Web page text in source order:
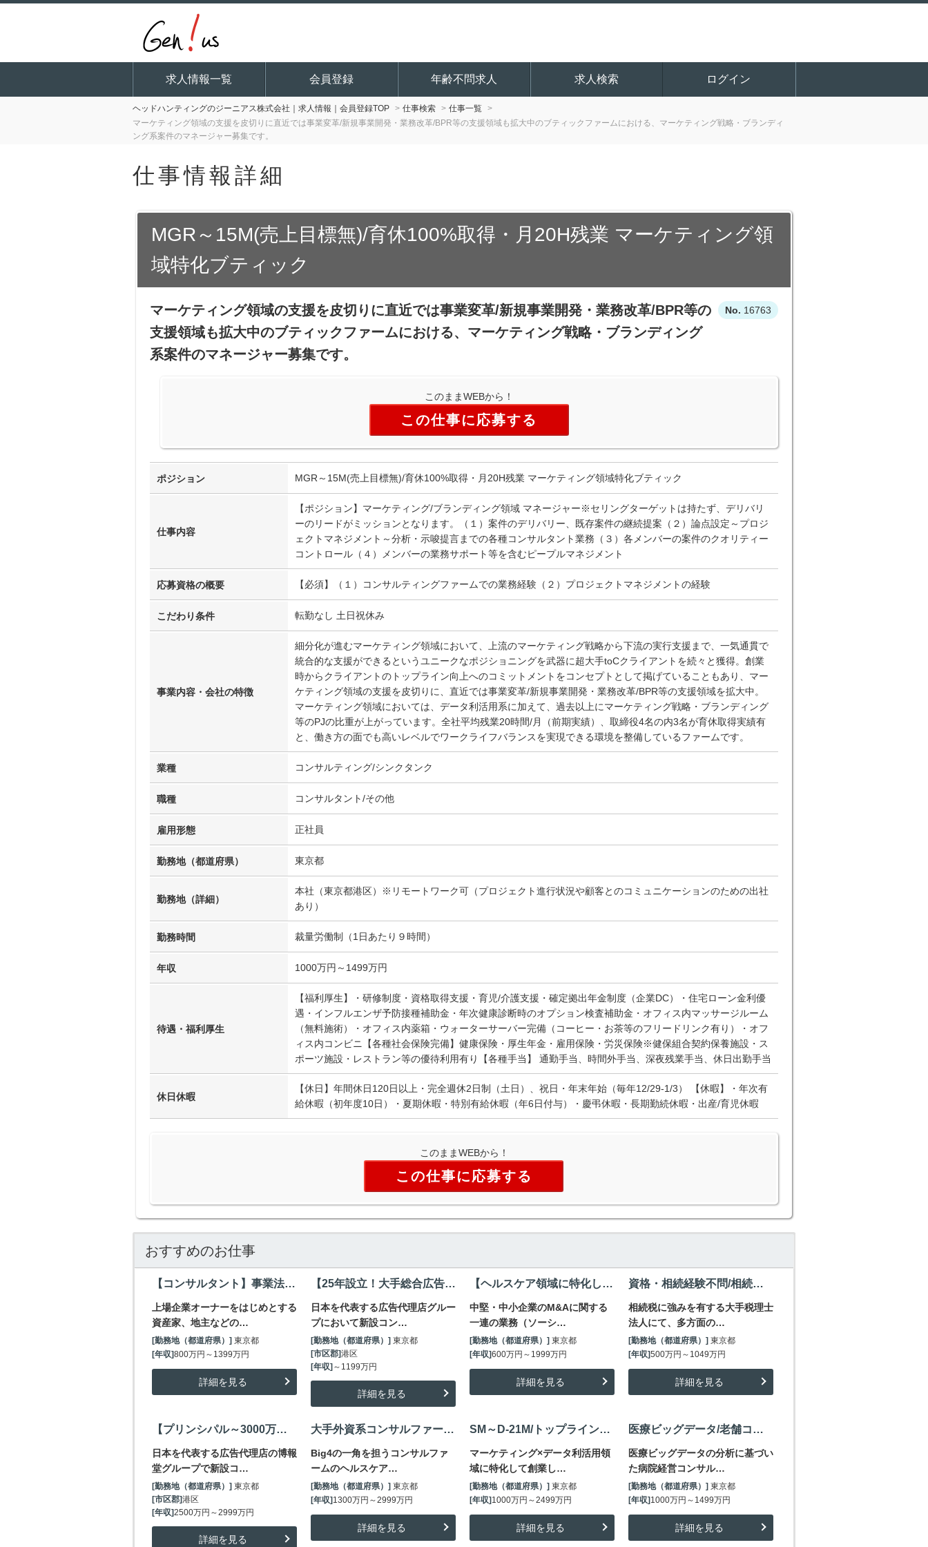
求人情報一覧 会員登録 年齢不問求人 求人検索 ログイン
ヘッドハンティングのジーニアス株式会社｜求人情報｜会員登録TOP 仕事検索
仕事一覧
マーケティング領域の支援を皮切りに直近では事業変革/新規事業開発・業務改革/BPR等の支援領域も拡大中のブティックファームにおける、マーケティング戦略・ブランディ
ング系案件のマネージャー募集です。
仕事情報詳細
MGR～15M(売上目標無)/育休100%取得・月20H残業 マーケティング領
域特化ブティック
16763
マーケティング領域の支援を皮切りに直近では事業変革/新規事業開発・業務改革/BPR等の
支援領域も拡大中のブティックファームにおける、マーケティング戦略・ブランディング
系案件のマネージャー募集です。
このままWEBから！
この仕事に応募する
ポジション MGR～15M(売上目標無)/育休100%取得・月20H残業 マーケティング領域特化ブティック
仕事内容
【ポジション】マーケティング/ブランディング領域 マネージャー※セリングターゲットは持たず、デリバリ
ーのリードがミッションとなります。（１）案件のデリバリー、既存案件の継続提案（２）論点設定～プロジ
ェクトマネジメント～分析・示唆提言までの各種コンサルタント業務（３）各メンバーの案件のクオリティー
コントロール（４）メンバーの業務サポート等を含むピープルマネジメント
応募資格の概要 【必須】（１）コンサルティングファームでの業務経験（２）プロジェクトマネジメントの経験
こだわり条件 転勤なし 土日祝休み
事業内容・会社の特徴
細分化が進むマーケティング領域において、上流のマーケティング戦略から下流の実行支援まで、一気通貫で
統合的な支援ができるというユニークなポジショニングを武器に超大手toCクライアントを続々と獲得。創業
時からクライアントのトップライン向上へのコミットメントをコンセプトとして掲げていることもあり、マー
ケティング領域の支援を皮切りに、直近では事業変革/新規事業開発・業務改革/BPR等の支援領域を拡大中。
マーケティング領域においては、データ利活用系に加えて、過去以上にマーケティング戦略・ブランディング
等のPJの比重が上がっています。全社平均残業20時間/月（前期実績）、取締役4名の内3名が育休取得実績有
と、働き方の面でも高いレベルでワークライフバランスを実現できる環境を整備しているファームです。
業種 コンサルティング/シンクタンク
職種 コンサルタント/その他
雇用形態 正社員
勤務地（都道府県） 東京都
勤務地（詳細）
本社（東京都港区）※リモートワーク可（プロジェクト進行状況や顧客とのコミュニケーションのための出社
あり）
勤務時間 裁量労働制（1日あたり９時間）
年収 1000万円～1499万円
待遇・福利厚生
【福利厚生】・研修制度・資格取得支援・育児/介護支援・確定拠出年金制度（企業DC）・住宅ローン金利優
遇・インフルエンザ予防接種補助金・年次健康診断時のオプション検査補助金・オフィス内マッサージルーム
（無料施術）・オフィス内薬箱・ウォーターサーバー完備（コーヒー・お茶等のフリードリンク有り）・オフ
ィス内コンビニ【各種社会保険完備】健康保険・厚生年金・雇用保険・労災保険※健保組合契約保養施設・ス
ポーツ施設・レストラン等の優待利用有り【各種手当】 通勤手当、時間外手当、深夜残業手当、休日出勤手当
休日休暇
【休日】年間休日120日以上・完全週休2日制（土日）、祝日・年末年始（毎年12/29-1/3） 【休暇】・年次有
給休暇（初年度10日）・夏期休暇・特別有給休暇（年6日付与）・慶弔休暇・長期勤続休暇・出産/育児休暇
このままWEBから！
この仕事に応募する
おすすめのお仕事
【コンサルタント】事業法人や資産家・富裕層が抱える不動産課題を解決するコンサルファーム/～1400万
上場企業オーナーをはじめとする
資産家、地主などの…
[勤務地（都道府県）] 東京都
[年収]800万円～1399万円
詳細を見る
【25年設立！大手総合広告代理店発総合コンサル】~1200万/セクター・領域横断で多彩なキャリア形成
日本を代表する広告代理店グルー
プにおいて新設コン…
[勤務地（都道府県）] 東京都
[市区郡]港区
[年収] ～1199万円
詳細を見る
【ヘルスケア領域に特化したM&Aチーム】未経験者・積極採用中/後継者不足の解消目指す/～2500万
中堅・中小企業のM&Aに関する
一連の業務（ソーシ…
[勤務地（都道府県）] 東京都
[年収]600万円～1999万円
詳細を見る
資格・相続経験不問/相続税案件実績No.1・税理士法人/資産家向け相続コンシェルジュ/～1000万円
相続税に強みを有する大手税理士
法人にて、多方面の…
[勤務地（都道府県）] 東京都
[年収]500万円～1049万円
詳細を見る
【プリンシパル～3000万円】大手総合広告代理店が新設する総合コンサルファームの立ち上げメンバー
日本を代表する広告代理店の博報
堂グループで新設コ…
[勤務地（都道府県）] 東京都
[市区郡]港区
[年収]2500万円～2999万円
詳細を見る
大手外資系コンサルファーム/ヘルスケア領域コンサルタント/マネージャー～ディレクター/~3000万円
Big4の一角を担うコンサルファ
ームのヘルスケア…
[勤務地（都道府県）] 東京都
[年収] 1300万円～2999万円
詳細を見る
SM～D-21M/トップライン向上コミットの急成長ブティックファーム/男性も育休取得率100%
マーケティング×データ利活用領
域に特化して創業し…
[勤務地（都道府県）] 東京都
[年収] 1000万円～2499万円
詳細を見る
医療ビッグデータ/老舗コンサルファーム/新規事業/EBM戦略部門/マネージャー/～1500万円
医療ビッグデータの分析に基づい
た病院経営コンサル…
[勤務地（都道府県）] 東京都
[年収] 1000万円～1499万円
詳細を見る